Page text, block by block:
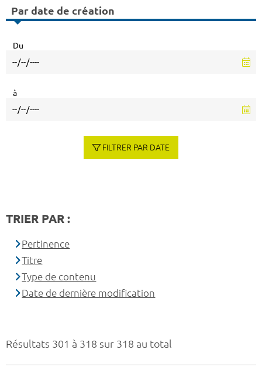
Résultats 301 à 318 sur 318 au total
Par date de création
Du
à
FILTRER PAR DATE
TRIER PAR :
Pertinence
Titre
Type de contenu
Date de dernière modification